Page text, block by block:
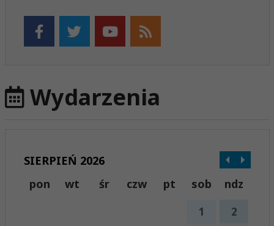
Wydarzenia
SIERPIEŃ 2026
pon
wt śr czw pt sob ndz
1 2